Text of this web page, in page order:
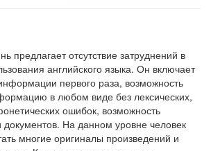
предлагает отсутствие затруднений в
английского языка. Он включает
первого раза, возможность
в любом виде без лексических,
ошибок, возможность
документов. На данном уровне человек
многие оригиналы произведений и